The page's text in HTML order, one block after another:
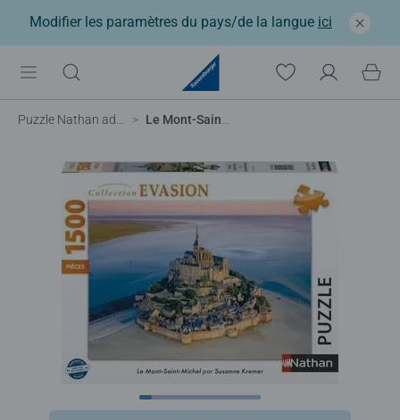
Modifier les paramètres du pays/de la langue ici
Puzzle Nathan adulte Le Mont-Saint-Michel